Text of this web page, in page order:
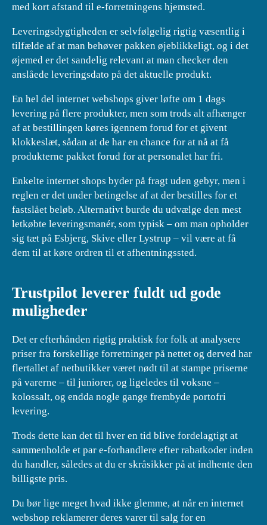
med kort afstand til e-forretningens hjemsted.
Leveringsdygtigheden er selvfølgelig rigtig væsentlig i
tilfælde af at man behøver pakken øjeblikkeligt, og i det
øjemed er det sandelig relevant at man checker den
anslåede leveringsdato på det aktuelle produkt.
En hel del internet webshops giver løfte om 1 dags
levering på flere produkter, men som trods alt afhænger
af at bestillingen køres igennem forud for et givent
klokkeslæt, sådan at de har en chance for at nå at få
produkterne pakket forud for at personalet har fri.
Enkelte internet shops byder på fragt uden gebyr, men i
reglen er det under betingelse af at der bestilles for et
fastslået beløb. Alternativt burde du udvælge den mest
letkøbte leveringsmanér, som typisk – om man opholder
sig tæt på Esbjerg, Skive eller Lystrup – vil være at få
dem til at køre ordren til et afhentningssted.
Trustpilot leverer fuldt ud gode
muligheder
Det er efterhånden rigtig praktisk for folk at analysere
priser fra forskellige forretninger på nettet og derved har
flertallet af netbutikker været nødt til at stampe priserne
på varerne – til juniorer, og ligeledes til voksne –
kolossalt, og endda nogle gange frembyde portofri
levering.
Trods dette kan det til hver en tid blive fordelagtigt at
sammenholde et par e-forhandlere efter rabatkoder inden
du handler, således at du er skråsikker på at indhente den
billigste pris.
Du bør lige meget hvad ikke glemme, at når en internet
webshop reklamerer deres varer til salg for en